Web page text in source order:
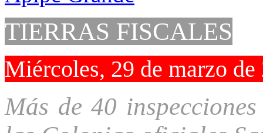
TIERRAS FISCALES
Miércoles, 29 de marzo de
Más de 40